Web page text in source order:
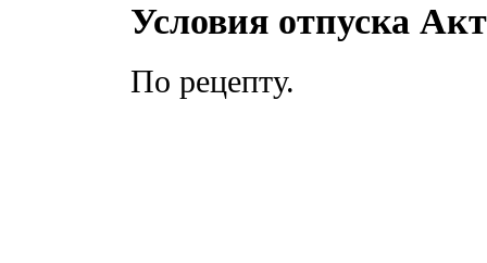
Условия отпуска
По рецепту.